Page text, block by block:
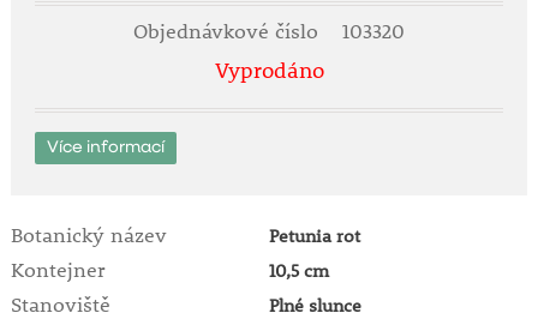
Objednávkové číslo 103320
Vyprodáno
Více informací
Botanický název Petunia rot
Kontejner 10,5 cm
Stanoviště Plné slunce